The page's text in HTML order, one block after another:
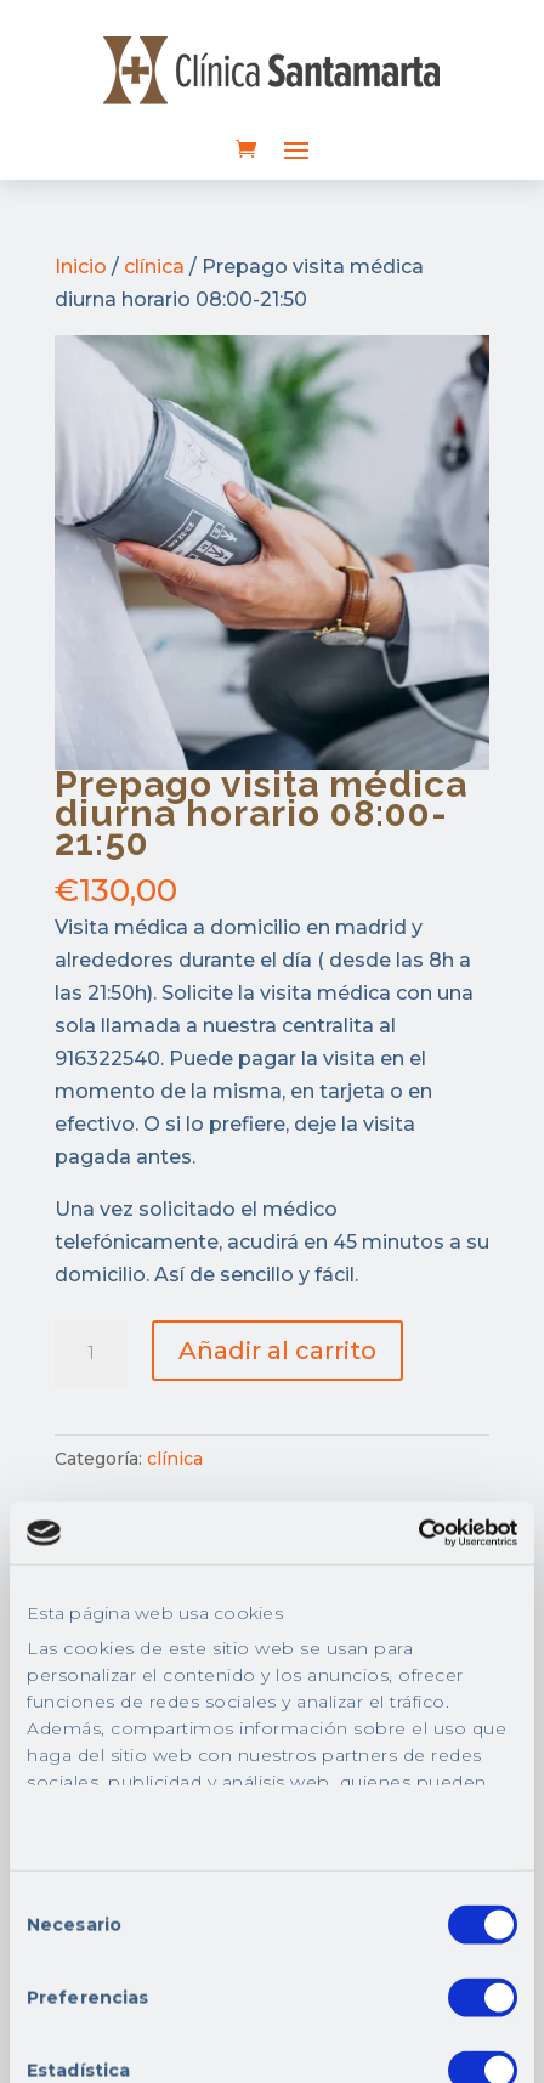
Esta página web usa cookies
Las cookies de este sitio web se usan para
personalizar el contenido y los anuncios, ofrecer
funciones de redes sociales y analizar el tráfico.
Además, compartimos información sobre el uso que
haga del sitio web con nuestros partners de redes
sociales, publicidad y análisis web, quienes pueden
deNecesario
Preferencias
Estadística
Inicio / clínica / Prepago visita médica
diurna horario 08:00-21:50
Prepago visita médica
diurna horario 08:00-
21:50
€130,00
Visita médica a domicilio en madrid y
alrededores durante el día ( desde las 8h a
las 21:50h). Solicite la visita médica con una
sola llamada a nuestra centralita al
916322540. Puede pagar la visita en el
momento de la misma, en tarjeta o en
efectivo. O si lo prefiere, deje la visita
pagada antes.
Una vez solicitado el médico
telefónicamente, acudirá en 45 minutos a su
domicilio. Así de sencillo y fácil.
diurna
horario
21:50
Añadir al carrito
Categoría: clínica
Valoraciones (0)
Descripción
Prepago visita diurna domiciliaria en
Madrid capital